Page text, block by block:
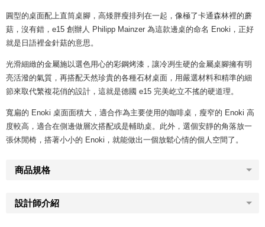
圓型的桌面配上直筒桌腳，高矮胖瘦排列在一起，像極了卡通森林裡的蘑
菇，沒有錯，e15 創辦人 Philipp Mainzer 為這款邊桌的命名 Enoki，正好
就是日語裡金針菇的意思。
光滑細緻的金屬施以選色用心的彩鋼烤漆，讓冷冽生硬的金屬桌腳擁有明
亮活潑的氣質，再搭配天然珍貴的各種石材桌面，用嚴選材料和精準的細
節來取代繁複花俏的設計，這就是德國 e15 完美屹立不搖的硬道理。
寬扁的 Enoki 桌面面積大，適合作為主要使用的咖啡桌，瘦窄的 Enoki 高
度較高，適合在側邊做層次搭配或是輔助桌。此外，選個安靜的角落放一
張休閒椅，搭著小小的 Enoki，就能做出一個放鬆心情的個人空間了。
商品規格
設計師介紹